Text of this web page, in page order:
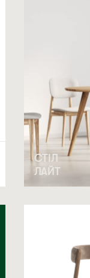
СТІЛ
ЛАЙТ